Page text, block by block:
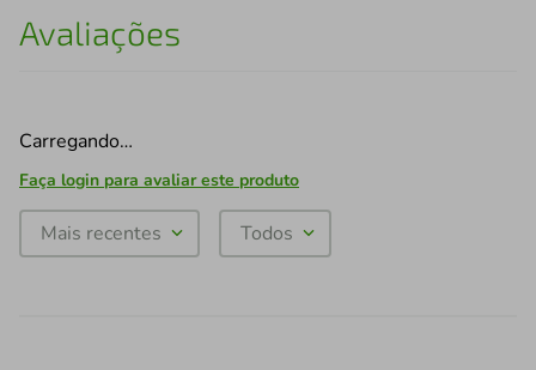
Avaliações
Carregando…
Faça login para avaliar este produto
Mais recentes Todos